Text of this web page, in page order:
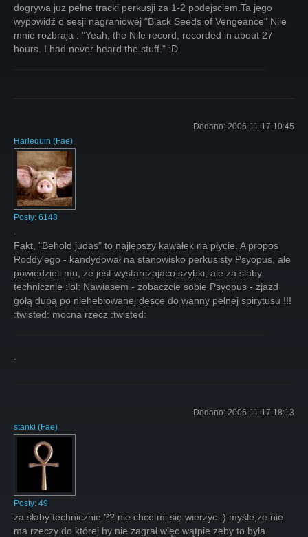
dogrywa juz pełne tracki perkusji za 1-2 podejsciem.Ta jego
wypowidź o sesji nagraniowej "Black Seeds of Vengeance" Nile
mnie rozbraja : "Yeah, the Nile record, recorded in about 27
hours. I had never heard the stuff." :D
Dodano: 2006-11-17 10:45
Harlequin (Fae)
Posty: 6148
Fakt, "Behold judas" to najlepszy kawałek na płycie. A propos
Roddy'ego - kandydował na stanowisko perkusisty Psyopus, ale
powiedzieli mu, ze jest wystarczajaco szybki, ale za slaby
technicznie :lol: Nawiasem - zobaczcie sobie Psyopus - zjazd
gołą dupą po nieheblowanej desce do wanny pełnej spirytusu !!!
:twisted: mocna rzecz :twisted:
Dodano: 2006-11-17 18:13
stanki (Fae)
Posty: 49
za słaby technicznie ?? nie chce mi się wierzyc :) myśle,że nie
ma rzeczy do której by nie zagrał więc wątpie zeby to była